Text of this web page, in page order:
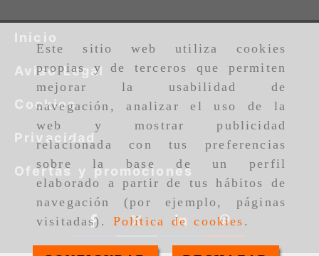
Este sitio web utiliza cookies
propias y de terceros que permiten
mejorar la usabilidad de
navegación, analizar el uso de la
web y mostrar publicidad
relacionada con tus preferencias
sobre la base de un perfil
elaborado a partir de tus hábitos de
navegación (por ejemplo, páginas
visitadas). Política de cookies .
Inicio
Aviso Legal
Cookies
Privacidad
Ofertas y promociones